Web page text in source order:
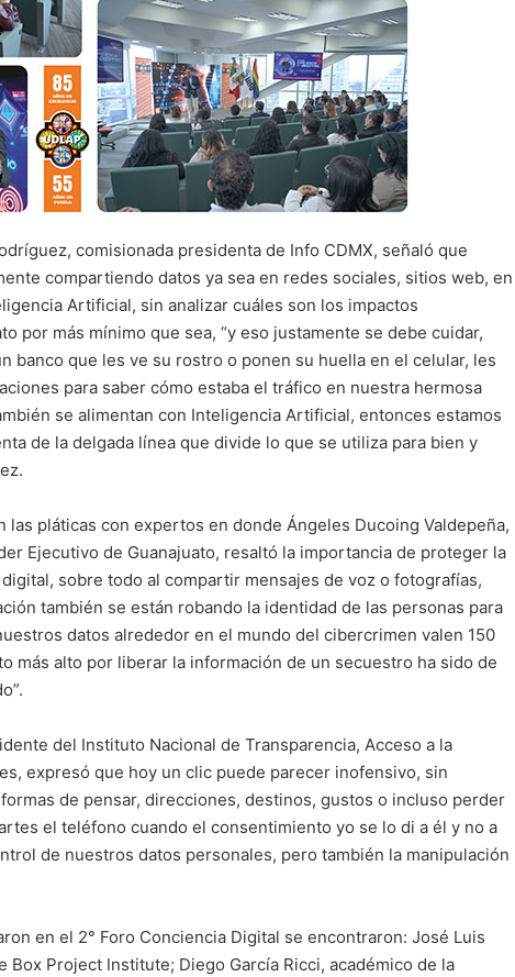
comisionada presidenta de Info CDMX, señaló que
compartiendo datos ya sea en redes sociales, sitios web, en
Artificial, sin analizar cuáles son los impactos
por más mínimo que sea, “y eso justamente se debe cuidar,
banco que les ve su rostro o ponen su huella en el celular, les
para saber cómo estaba el tráfico en nuestra hermosa
se alimentan con Inteligencia Artificial, entonces estamos
de la delgada línea que divide lo que se utiliza para bien y
pláticas con expertos en donde Ángeles Ducoing Valdepeña,
Ejecutivo de Guanajuato, resaltó la importancia de proteger la
sobre todo al compartir mensajes de voz o fotografías,
también se están robando la identidad de las personas para
datos alrededor en el mundo del cibercrimen valen 150
más alto por liberar la información de un secuestro ha sido de
del Instituto Nacional de Transparencia, Acceso a la
expresó que hoy un clic puede parecer inofensivo, sin
de pensar, direcciones, destinos, gustos o incluso perder
el teléfono cuando el consentimiento yo se lo di a él y no a
de nuestros datos personales, pero también la manipulación
en el 2° Foro Conciencia Digital se encontraron: José Luis
Box Project Institute; Diego García Ricci, académico de la